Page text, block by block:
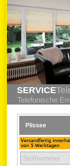
SERVICE
Telefonische
Plissee